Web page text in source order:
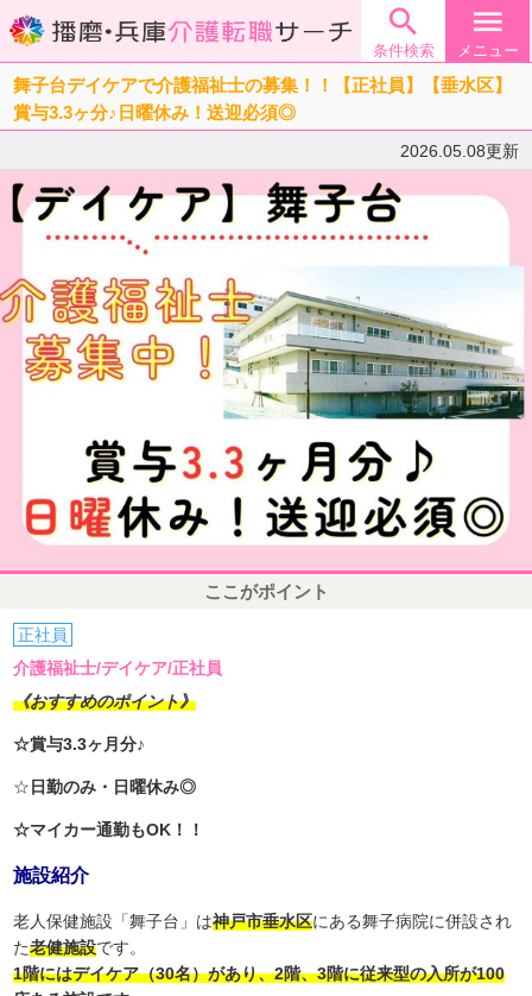

条件検索
menu
メニュー
舞子台デイケアで介護福祉士の募集！！【正社員】【垂水区】
賞与3.3ヶ分♪日曜休み！送迎必須◎
2026.05.08更新
ここがポイント
正社員
介護福祉士/デイケア/正社員
《おすすめのポイント》
☆賞与3.3ヶ月分♪
☆ 日勤のみ・日曜休み◎
☆マイカー通勤もOK！！
施設紹介
老人保健施設「舞子台」は神戸市垂水区にある舞子病院に併設され
た老健施設です。
1階にはデイケア（30名）があり、2階、3階に従来型の入所が100